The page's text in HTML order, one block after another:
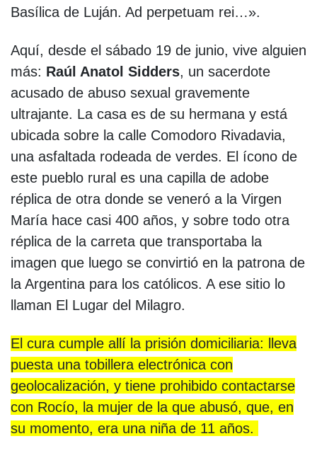
Basílica de Luján. Ad perpetuam rei…».
Aquí, desde el sábado 19 de junio, vive alguien
más: Raúl Anatol Sidders, un sacerdote
acusado de abuso sexual gravemente
ultrajante. La casa es de su hermana y está
ubicada sobre la calle Comodoro Rivadavia,
una asfaltada rodeada de verdes. El ícono de
este pueblo rural es una capilla de adobe
réplica de otra donde se veneró a la Virgen
María hace casi 400 años, y sobre todo otra
réplica de la carreta que transportaba la
imagen que luego se convirtió en la patrona de
la Argentina para los católicos. A ese sitio lo
llaman El Lugar del Milagro.
El cura cumple allí la prisión domiciliaria: lleva
puesta una tobillera electrónica con
geolocalización, y tiene prohibido contactarse
con Rocío, la mujer de la que abusó, que, en
su momento, era una niña de 11 años.